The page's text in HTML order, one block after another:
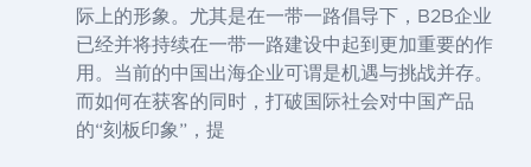
际上的形象。尤其是在一带一路倡导下，B2B企业
已经并将持续在一带一路建设中起到更加重要的作
用。当前的中国出海企业可谓是机遇与挑战并存。
而如何在获客的同时，打破国际社会对中国产品
的“刻板印象”，提